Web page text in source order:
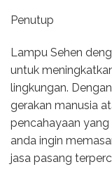
Penutup
Lampu Sehen
untuk
lingkungan.
gerakan manusia
pencahayaan
anda ingin
jasa pasang